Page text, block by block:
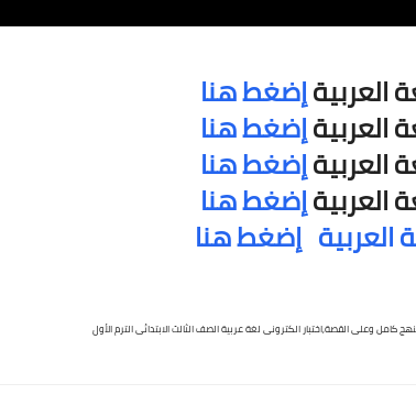
العربيةإضغط هنا
العربيةإضغط هنا
العربيةإضغط هنا
العربيةإضغط هنا
العربية إضغط هنا
كامل وعلى القصة,اختبار الكترونى لغة عربية الصف الثالث الابتدائى الترم الأول